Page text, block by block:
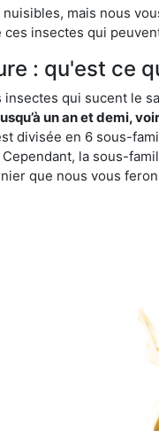
mais nous
insectes qui
: qu'est ce
qui sucent le
un an et demi,
divisée en 6 sous-
la sous-
que nous vous